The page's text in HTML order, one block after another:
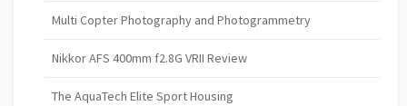
Multi Copter Photography and Photogrammetry
Nikkor AFS 400mm f2.8G VRII Review
The AquaTech Elite Sport Housing